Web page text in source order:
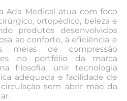
Ada Medical atua com foco
ortopédico, beleza e
produtos desenvolvidos
ao conforto, à eficiência e
meias de compressão
no portfólio da marca
filosofia: unir tecnologia
adequada e facilidade de
sem abrir mão da